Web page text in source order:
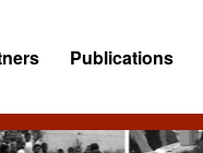
Publications